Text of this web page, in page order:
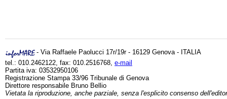
- Via Raffaele Paolucci 17r/19r - 16129 Genova - ITALIA
tel.: 010.2462122, fax: 010.2516768, e-mail
Partita iva: 03532950106
Registrazione Stampa 33/96 Tribunale di Genova
Direttore responsabile Bruno Bellio
Vietata la riproduzione, anche parziale, senza l'esplicito consenso